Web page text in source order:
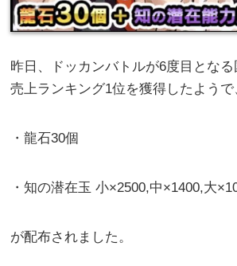
昨日、ドッカンバトルが6度目とな
売上ランキング1位を獲得したよう
・龍石30個
・知の潜在玉 小×2500,中×1400,大
が配布されました。